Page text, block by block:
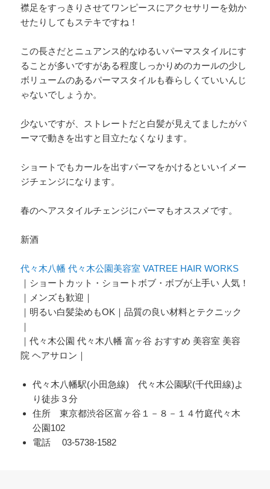
襟足をすっきりさせてワンピースにアクセサリーを効か
せたりしてもステキですね！
この長さだとニュアンス的なゆるいパーマスタイルにす
ることが多いですがある程度しっかりめのカールの少し
ボリュームのあるパーマスタイルも春らしくていいんじ
ゃないでしょうか。
少ないですが、ストレートだと白髪が見えてましたがパ
ーマで動きを出すと目立たなくなります。
ショートでもカールを出すパーマをかけるといいイメー
ジチェンジになります。
春のヘアスタイルチェンジにパーマもオススメです。
新酒
代々木八幡 代々木公園美容室 VATREE HAIR WORKS
｜ショートカット・ショートボブ・ボブが上手い 人気！
｜メンズも歓迎｜
｜明るい白髪染めもOK｜品質の良い材料とテクニック
｜
｜代々木公園 代々木八幡 富ヶ谷 おすすめ 美容室 美容
院 ヘアサロン｜
代々木八幡駅(小田急線) 代々木公園駅(千代田線)よ
り徒歩３分
住所 東京都渋谷区富ヶ谷１－８－１４竹庭代々木
公園102
電話 03-5738-1582